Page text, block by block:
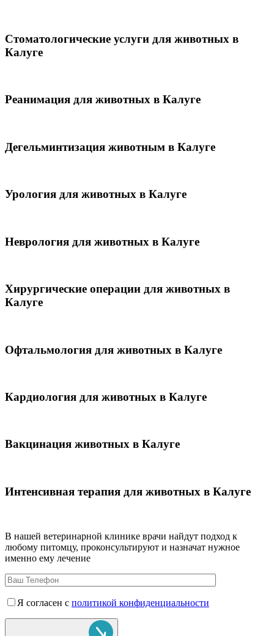
Стоматологические услуги для животных в
Калуге
Реанимация для животных в Калуге
Дегельминтизация животным в Калуге
Урология для животных в Калуге
Неврология для животных в Калуге
Хирургические операции для животных в
Калуге
Офтальмология для животных в Калуге
Кардиология для животных в Калуге
Вакцинация животных в Калуге
Интенсивная терапия для животных в Калуге
В нашей ветеринарной клинике врачи найдут подход к
любому питомцу, проконсультируют и назначат нужное
именно ему лечение
Я согласен с политикой конфиденциальности